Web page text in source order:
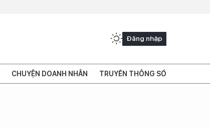
Đăng nhập
CHUYỆN DOANH NHÂN TRUYỀN THÔNG SỐ